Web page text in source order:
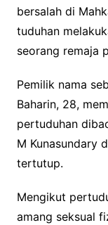
bersalah di
tuduhan
seorang remaja
Pemilik nama
Baharin, 28,
pertuduhan
M Kunasundary
tertutup.
Mengikut
amang seksual